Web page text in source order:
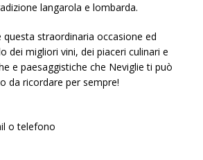
langarola e lombarda.
straordinaria occasione ed
dei migliori vini, dei piaceri culinari e
e paesaggistiche che Neviglie ti può
da ricordare per sempre!
o telefono